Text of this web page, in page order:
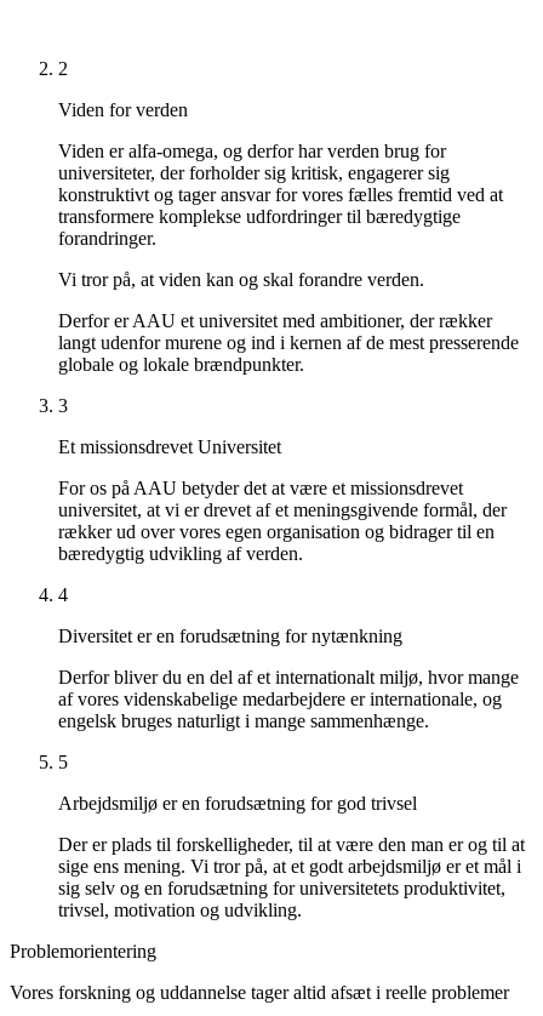
2
Viden for verden
Viden er alfa-omega, og derfor har verden brug for
universiteter, der forholder sig kritisk, engagerer sig
konstruktivt og tager ansvar for vores fælles fremtid ved at
transformere komplekse udfordringer til bæredygtige
forandringer.
Vi tror på, at viden kan og skal forandre verden.
Derfor er AAU et universitet med ambitioner, der rækker
langt udenfor murene og ind i kernen af de mest presserende
globale og lokale brændpunkter.
3
Et missionsdrevet Universitet
For os på AAU betyder det at være et missionsdrevet
universitet, at vi er drevet af et meningsgivende formål, der
rækker ud over vores egen organisation og bidrager til en
bæredygtig udvikling af verden.
4
Diversitet er en forudsætning for nytænkning
Derfor bliver du en del af et internationalt miljø, hvor mange
af vores videnskabelige medarbejdere er internationale, og
engelsk bruges naturligt i mange sammenhænge.
5
Arbejdsmiljø er en forudsætning for god trivsel
Der er plads til forskelligheder, til at være den man er og til at
sige ens mening. Vi tror på, at et godt arbejdsmiljø er et mål i
sig selv og en forudsætning for universitetets produktivitet,
trivsel, motivation og udvikling.
Problemorientering
Vores forskning og uddannelse tager altid afsæt i reelle problemer